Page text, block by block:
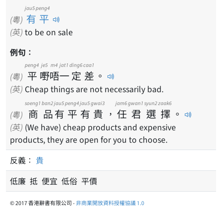
(粵) 有平
jau5 peng4
(英) to be on sale
例句：
(粵) 平
peng4
嘢
je5
唔
m4
一
jat1
定
ding6
差
caa1
。
(英) Cheap things are not necessarily bad.
(粵) 商
soeng1
品
ban2
有
jau5
平
peng4
有
jau5
貴
gwai3
， 任
jam6
君
gwan1
選
syun2
擇
zaak6
。
(英) (We have) cheap products and expensive
products, they are open for you to choose.
反義： 貴
低廉 抵 便宜 低俗 平價
© 2017 香港辭書有限公司 -非商業開放資料授權協議 1.0